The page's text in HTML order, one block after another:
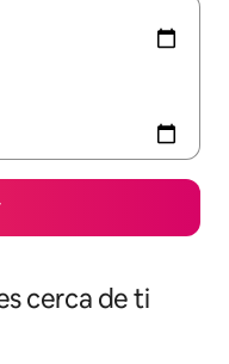
cerca de ti